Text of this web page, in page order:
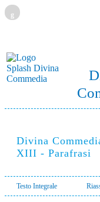
g
Divina
XIII - Parafrasi
Testo Integrale